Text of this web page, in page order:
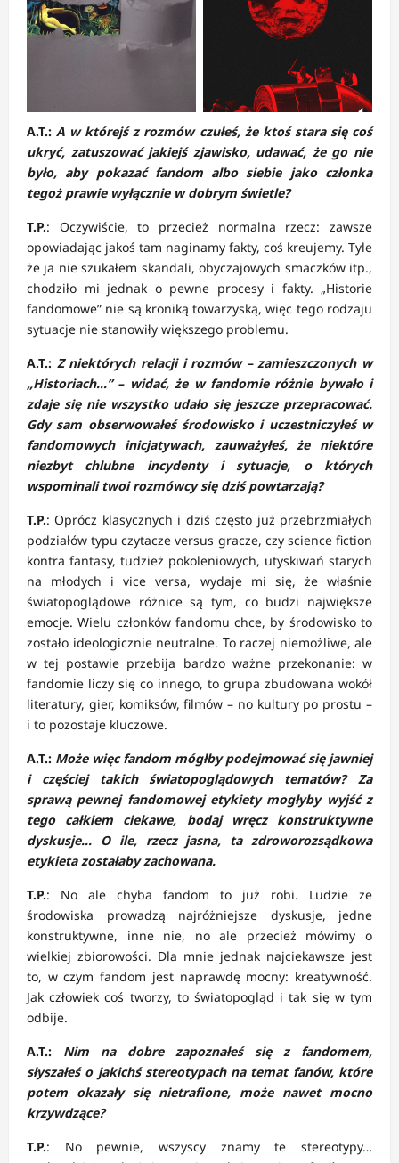
A.T.:A w którejś z rozmów czułeś, że ktoś stara się coś
ukryć, zatuszować jakiejś zjawisko, udawać, że go nie
było, aby pokazać fandom albo siebie jako członka
tegoż prawie wyłącznie w dobrym świetle?
T.P.: Oczywiście, to przecież normalna rzecz: zawsze
opowiadając jakoś tam naginamy fakty, coś kreujemy. Tyle
że ja nie szukałem skandali, obyczajowych smaczków itp.,
chodziło mi jednak o pewne procesy i fakty. „Historie
fandomowe” nie są kroniką towarzyską, więc tego rodzaju
sytuacje nie stanowiły większego problemu.
A.T.: Z niektórych relacji i rozmów – zamieszczonych w
„Historiach…” – widać, że w fandomie różnie bywało i
zdaje się nie wszystko udało się jeszcze przepracować.
Gdy sam obserwowałeś środowisko i uczestniczyłeś w
fandomowych inicjatywach, zauważyłeś, że niektóre
niezbyt chlubne incydenty i sytuacje, o których
wspominali twoi rozmówcy się dziś powtarzają?
T.P.: Oprócz klasycznych i dziś często już przebrzmiałych
podziałów typu czytacze versus gracze, czy science fiction
kontra fantasy, tudzież pokoleniowych, utyskiwań starych
na młodych i vice versa, wydaje mi się, że właśnie
światopoglądowe różnice są tym, co budzi największe
emocje. Wielu członków fandomu chce, by środowisko to
zostało ideologicznie neutralne. To raczej niemożliwe, ale
w tej postawie przebija bardzo ważne przekonanie: w
fandomie liczy się co innego, to grupa zbudowana wokół
literatury, gier, komiksów, filmów – no kultury po prostu –
i to pozostaje kluczowe.
A.T.: Może więc fandom mógłby podejmować się jawniej
i częściej takich światopoglądowych tematów? Za
sprawą pewnej fandomowej etykiety mogłyby wyjść z
tego całkiem ciekawe, bodaj wręcz konstruktywne
dyskusje… O ile, rzecz jasna, ta zdroworozsądkowa
etykieta zostałaby zachowana.
T.P.: No ale chyba fandom to już robi. Ludzie ze
środowiska prowadzą najróżniejsze dyskusje, jedne
konstruktywne, inne nie, no ale przecież mówimy o
wielkiej zbiorowości. Dla mnie jednak najciekawsze jest
to, w czym fandom jest naprawdę mocny: kreatywność.
Jak człowiek coś tworzy, to światopogląd i tak się w tym
odbije.
A.T.: Nim na dobre zapoznałeś się z fandomem,
słyszałeś o jakichś stereotypach na temat fanów, które
potem okazały się nietrafione, może nawet mocno
krzywdzące?
T.P.: No pewnie, wszyscy znamy te stereotypy…